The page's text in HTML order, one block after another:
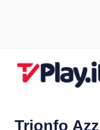
Trionfo